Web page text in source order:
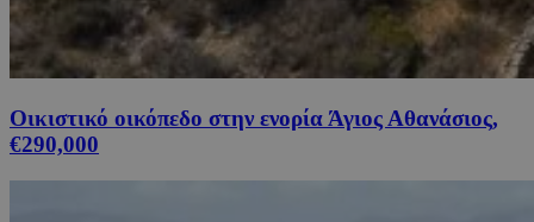
Οικιστικό οικόπεδο στην ενορία Άγιος Αθανάσιος,
€290,000